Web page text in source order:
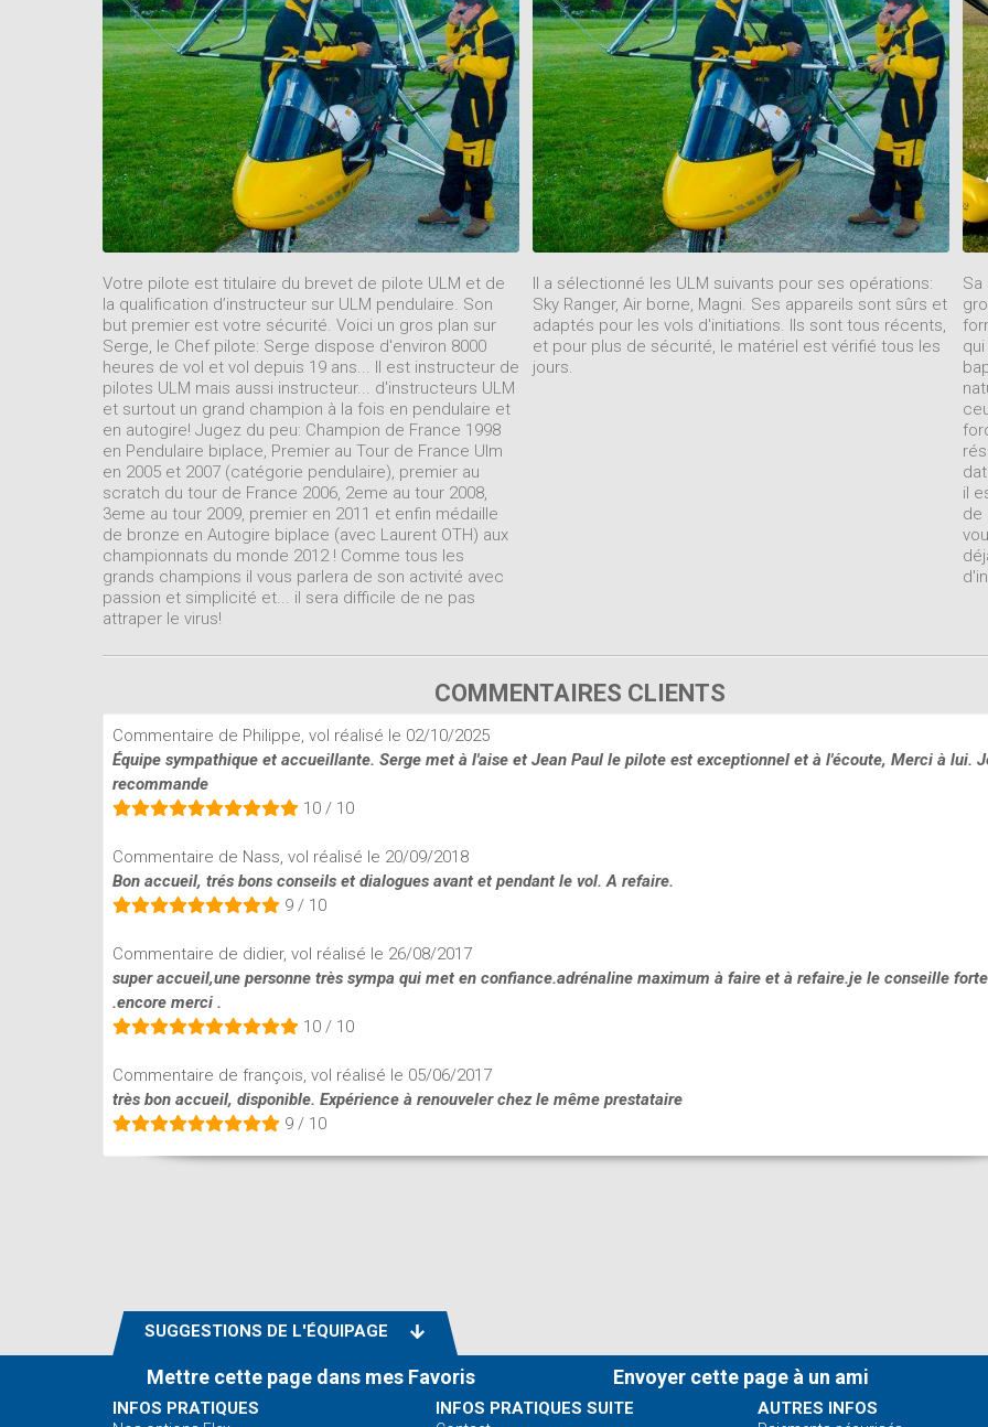
Votre pilote est titulaire du brevet de pilote ULM et de
la qualification d’instructeur sur ULM pendulaire. Son
but premier est votre sécurité. Voici un gros plan sur
Serge, le Chef pilote: Serge dispose d'environ 8000
heures de vol et vol depuis 19 ans... Il est instructeur de
pilotes ULM mais aussi instructeur... d'instructeurs ULM
et surtout un grand champion à la fois en pendulaire et
en autogire! Jugez du peu: Champion de France 1998
en Pendulaire biplace, Premier au Tour de France Ulm
en 2005 et 2007 (catégorie pendulaire), premier au
scratch du tour de France 2006, 2eme au tour 2008,
3eme au tour 2009, premier en 2011 et enfin médaille
de bronze en Autogire biplace (avec Laurent OTH) aux
championnats du monde 2012 ! Comme tous les
grands champions il vous parlera de son activité avec
passion et simplicité et... il sera difficile de ne pas
attraper le virus!
Il a sélectionné les ULM suivants pour ses opérations:
Sky Ranger, Air borne, Magni. Ses appareils sont sûrs et
adaptés pour les vols d'initiations. Ils sont tous récents,
et pour plus de sécurité, le matériel est vérifié tous les
jours.
Sa
il
de
COMMENTAIRES CLIENTS
Commentaire de Philippe, vol réalisé le 02/10/2025
Équipe sympathique et accueillante. Serge met à l'aise et Jean Paul le pilote est exceptionnel et à l'écoute, Merci à lui.
recommande
10 / 10
Commentaire de Nass, vol réalisé le 20/09/2018
Bon accueil, trés bons conseils et dialogues avant et pendant le vol. A refaire.
9 / 10
Commentaire de didier, vol réalisé le 26/08/2017
super accueil,une personne très sympa qui met en confiance.adrénaline maximum à faire et à refaire.je le conseille
.encore merci .
10 / 10
Commentaire de françois, vol réalisé le 05/06/2017
très bon accueil, disponible. Expérience à renouveler chez le même prestataire
9 / 10
l'envie (et la ferme intention !) de passer mon brevet !
10 / 10
Commentaire de Sylvain, vol réalisé le 31/01/2016
Chaleureux, passionné, confiant. A découvrir rapidement
SUGGESTIONS DE L'ÉQUIPAGE
Mettre cette page dans mes Favoris Envoyer cette page à un ami
INFOS PRATIQUES INFOS PRATIQUES SUITE AUTRES INFOS